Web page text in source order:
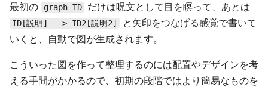
最初の graph TD だけは呪文として目を瞑って、あとは
ID[説明] --> ID2[説明2]
と矢印をつなげる感覚で書いて
いくと、自動で図が生成されます。
こういった図を作って整理するのには配置やデザインを考
える手間がかかるので、初期の段階ではより簡易なものを